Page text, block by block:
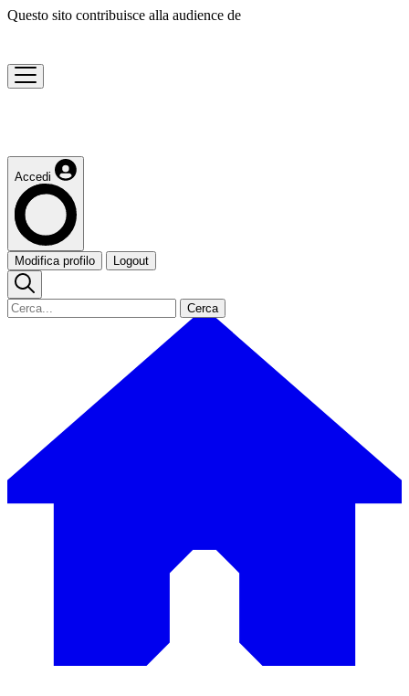
Questo sito contribuisce alla audience de
Accedi
Modifica profilo Logout
Cerca